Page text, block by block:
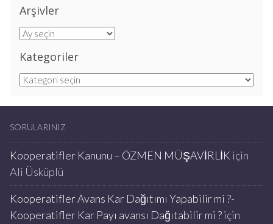
Arşivler
Arşivler
Kategoriler
Kategoriler
SORULARINIZ
Kooperatifler Kanunu – ÖZMEN MÜŞAVİRLİK için
Ali Üsküplü
Kooperatifler Avans Kar Dağıtımı Yapabilir mi ?-
Kooperatifler Kar Payı avansı Dağıtabilir mi ?için